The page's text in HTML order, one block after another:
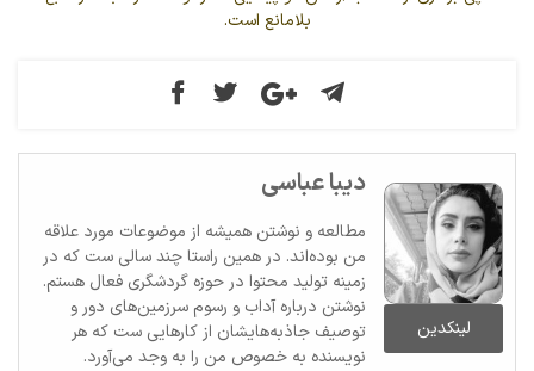
بلامانع است.
لینکدین
دیبا عباسی
مطالعه و نوشتن همیشه از موضوعات مورد علاقه
من بوده‌اند. در همین راستا چند سالی ست که در
زمینه تولید محتوا در حوزه گردشگری فعال هستم.
نوشتن درباره آداب و رسوم سرزمین‌های دور و
توصیف جاذبه‌هایشان از کارهایی ست که هر
نویسنده به خصوص من را به وجد می‌آورد.